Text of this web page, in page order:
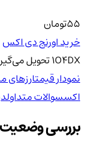
55تومان
خرید اورنج دی اکس
1O4DXتحویل
نمودار قیمتارزهای
اکسسوالات متداول
بررسی وضعیت